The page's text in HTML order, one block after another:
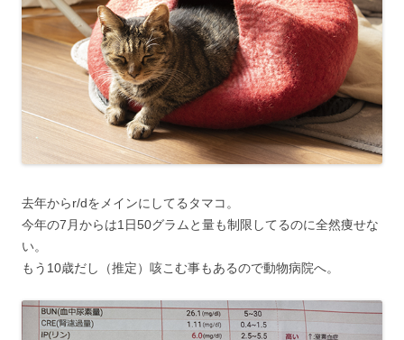
去年からr/dをメインにしてるタマコ。
今年の7月からは1日50グラムと量も制限してるのに全然痩せな
い。
もう10歳だし（推定）咳こむ事もあるので動物病院へ。